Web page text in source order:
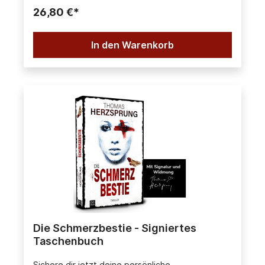
26,80 €*
In den Warenkorb
Die Schmerzbestie - Signiertes
Taschenbuch